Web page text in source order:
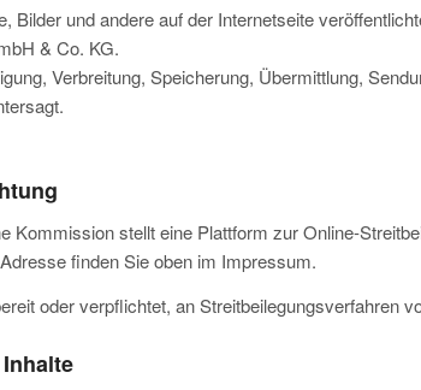
Bilder und andere auf der Internetseite
& Co. KG.
Verbreitung, Speicherung, Übermittlung,
Kommission stellt eine Plattform zur Online-
finden Sie oben im Impressum.
oder verpflichtet, an Streitbeilegungsverfahren